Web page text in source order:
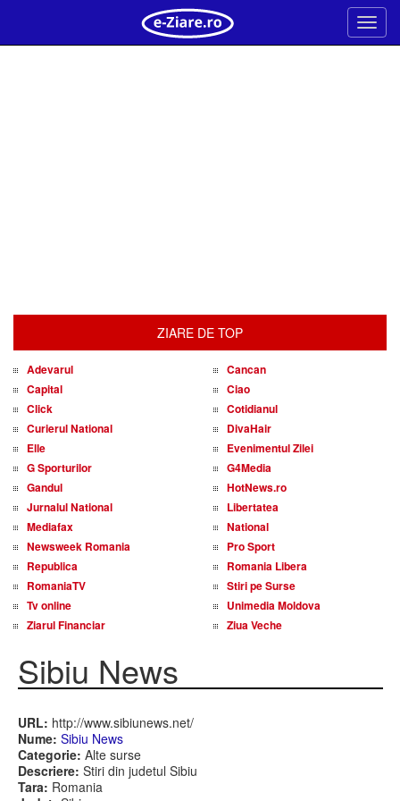
Meniu
ZIARE DE TOP
Adevarul
Cancan
Capital
Ciao
Click
Cotidianul
Curierul National
DivaHair
Elle
Evenimentul Zilei
G Sporturilor
G4Media
Gandul
HotNews.ro
Jurnalul National
Libertatea
Mediafax
National
Newsweek Romania
Pro Sport
Republica
Romania Libera
RomaniaTV
Stiri pe Surse
Tv online
Unimedia Moldova
Ziarul Financiar
Ziua Veche
Sibiu News
URL: http://www.sibiunews.net/
Nume: Sibiu News
Categorie: Alte surse
Descriere: Stiri din judetul Sibiu
Tara: Romania